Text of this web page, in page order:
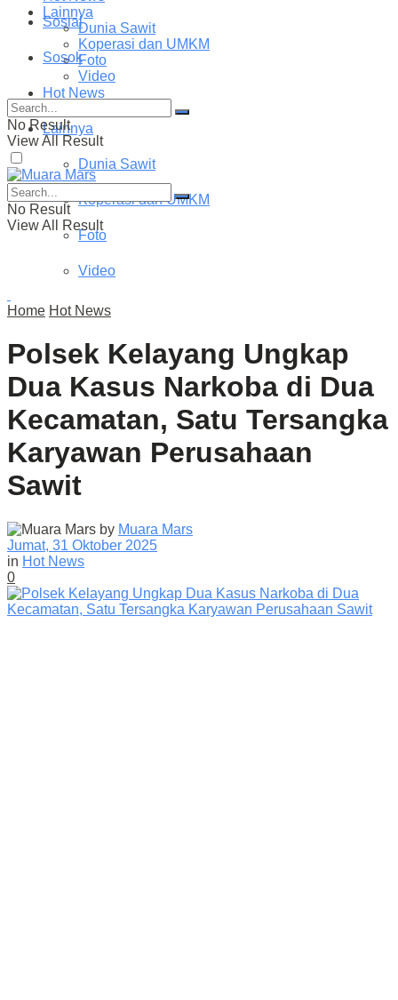
Sosial
Sosok
Hot News
Lainnya
Dunia Sawit
Koperasi dan UMKM
Foto
Video
Lainnya
Dunia Sawit
Koperasi dan UMKM
Foto
Video
No Result
View All Result
No Result
View All Result
Home Hot News
Polsek Kelayang Ungkap
Dua Kasus Narkoba di Dua
Kecamatan, Satu Tersangka
Karyawan Perusahaan
Sawit
by Muara Mars
Jumat, 31 Oktober 2025
in Hot News
0